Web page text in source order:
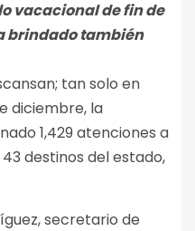
vacacional de fin de
brindado también
tan solo en
diciembre, la
1,429 atenciones a
destinos del estado,
secretario de